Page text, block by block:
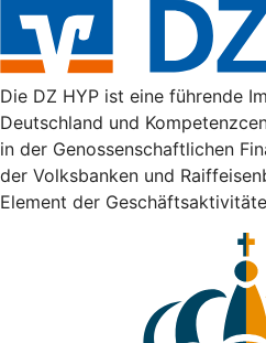
Die DZ HYP ist eine führende
Deutschland und
in der Genossenschaftlichen
der Volksbanken und
Element der